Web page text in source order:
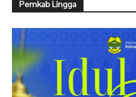
Pemkab Lingga